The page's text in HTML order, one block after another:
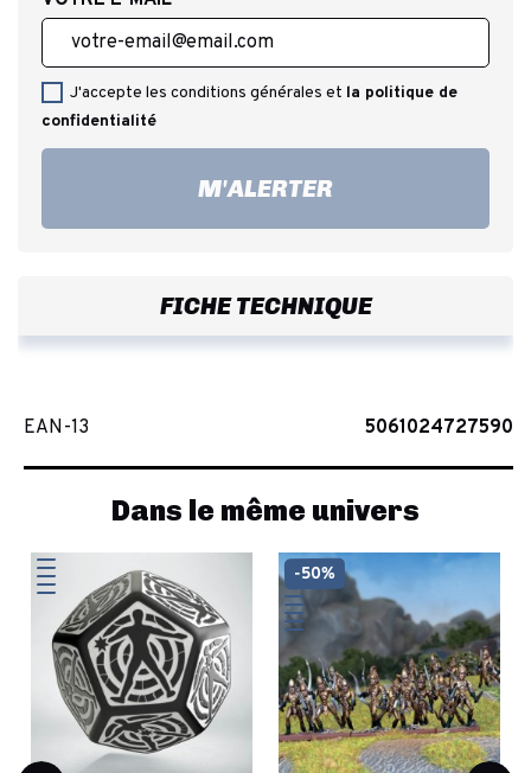
J'accepte les conditions générales et la politique de
confidentialité
M'ALERTER
FICHE TECHNIQUE
EAN-13 5061024727590
Dans le même univers
-50%